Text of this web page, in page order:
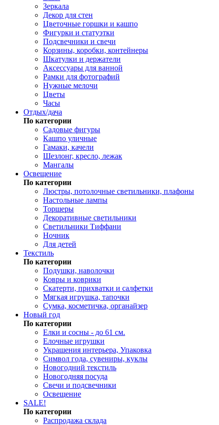
Зеркала
Декор для стен
Цветочные горшки и кашпо
Фигурки и статуэтки
Подсвечники и свечи
Корзины, коробки, контейнеры
Шкатулки и держатели
Аксессуары для ванной
Рамки для фотографий
Нужные мелочи
Цветы
Часы
Отдых/дача
По категории
Садовые фигуры
Кашпо уличные
Гамаки, качели
Шезлонг, кресло, лежак
Мангалы
Освещение
По категории
Люстры, потолочные светильники, плафоны
Настольные лампы
Торшеры
Декоративные светильники
Светильники Тиффани
Ночник
Для детей
Текстиль
По категории
Подушки, наволочки
Ковры и коврики
Скатерти, прихватки и салфетки
Мягкая игрушка, тапочки
Сумка, косметичка, органайзер
Новый год
По категории
Елки и сосны - до 61 см.
Елочные игрушки
Украшения интерьера, Упаковка
Символ года, сувениры, куклы
Новогодний текстиль
Новогодняя посуда
Свечи и подсвечники
Освещение
SALE!
По категории
Распродажа склада